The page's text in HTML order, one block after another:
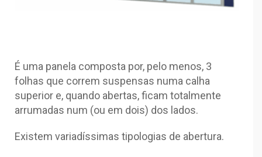
É uma panela composta por, pelo menos, 3
folhas que correm suspensas numa calha
superior e, quando abertas, ficam totalmente
arrumadas num (ou em dois) dos lados.
Existem variadíssimas tipologias de abertura.